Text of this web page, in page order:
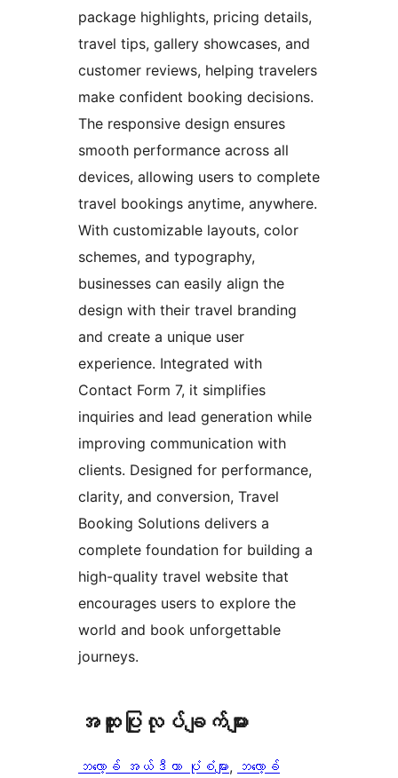
package highlights, pricing details,
travel tips, gallery showcases, and
customer reviews, helping travelers
make confident booking decisions.
The responsive design ensures
smooth performance across all
devices, allowing users to complete
travel bookings anytime, anywhere.
With customizable layouts, color
schemes, and typography,
businesses can easily align the
design with their travel branding
and create a unique user
experience. Integrated with
Contact Form 7, it simplifies
inquiries and lead generation while
improving communication with
clients. Designed for performance,
clarity, and conversion, Travel
Booking Solutions delivers a
complete foundation for building a
high-quality travel website that
encourages users to explore the
world and book unforgettable
journeys.
အ​ထူး​ပြု​လုပ်​ချက်​များ
ဘလော့ခ် အယ်ဒီတာ ပုံစံများ, ဘလော့ခ်